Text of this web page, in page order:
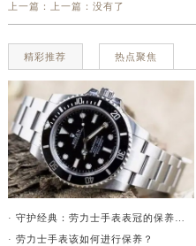
上一篇：上一篇：没有了
精彩推荐 热点聚焦
· 劳力士手表该如何进行保养？